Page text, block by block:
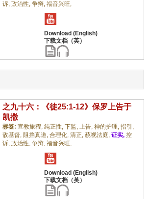
诉, 政治性, 争辩, 福音兴旺,
之九十六：《徒25:1-12》保罗上告于
凯撒
标签: 宣教旅程, 纯正性, 下监, 上告, 神的护理, 指引,
敌基督, 阻挡真道, 合理化, 清正, 藐视法庭, 证实, 控
诉, 政治性, 争辩, 福音兴旺,